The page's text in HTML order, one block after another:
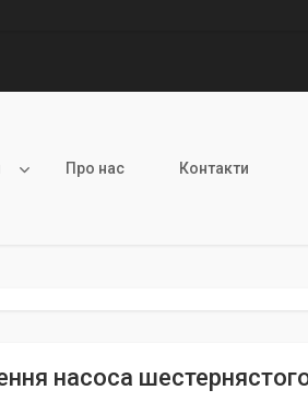
Про нас Контакти
насоса